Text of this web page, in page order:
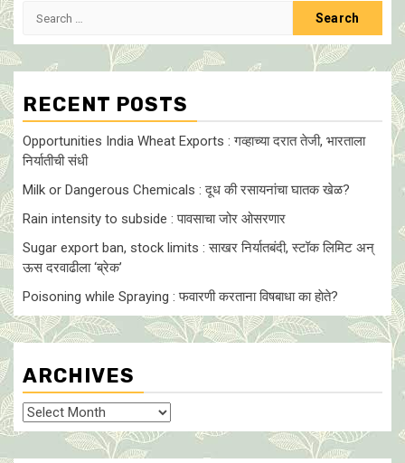
Search
RECENT POSTS
Opportunities India Wheat Exports : गव्हाच्या दरात तेजी, भारताला
निर्यातीची संधी
Milk or Dangerous Chemicals : दूध की रसायनांचा घातक खेळ?
Rain intensity to subside : पावसाचा जोर ओसरणार
Sugar export ban, stock limits : साखर निर्यातबंदी, स्टॉक लिमिट अन्
ऊस दरवाढीला ‘ब्रेक’
Poisoning while Spraying : फवारणी करताना विषबाधा का हाेते?
ARCHIVES
Archives